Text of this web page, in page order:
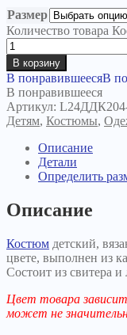
Размер
Количество товара
В корзину
В понравившеесяВ
В понравившееся
Артикул:
Детям, Костюмы,
Описание
Детали
Определить
Описание
Костюм детский,
цвете, выполнен из
Состоит из свитера и
Цвет товара
может не